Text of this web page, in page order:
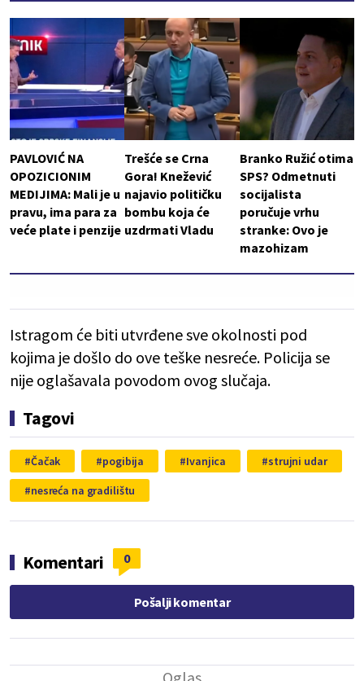
PAVLOVIĆ NA
OPOZICIONIM
MEDIJIMA: Mali je u
pravu, ima para za
veće plate i penzije
Trešće se Crna
Gora! Knežević
najavio političku
bombu koja će
uzdrmati Vladu
Branko Ružić otima
SPS? Odmetnuti
socijalista
poručuje vrhu
stranke: Ovo je
mazohizam
Istragom će biti utvrđene sve okolnosti pod
kojima je došlo do ove teške nesreće. Policija se
nije oglašavala povodom ovog slučaja.
Tagovi
Čačak pogibija Ivanjica
strujni udar
nesreća na gradilištu
Komentari 0
Pošalji komentar